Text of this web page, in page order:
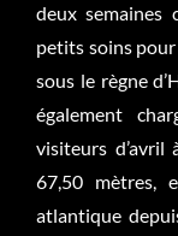
deux semaines
petits soins
sous le règne
également
visiteurs
67,50 mètres,
atlantique